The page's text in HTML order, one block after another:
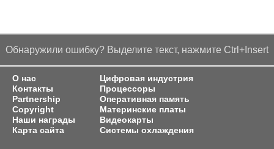
Обнаружили ошибку? Выделите текст, нажмите Ctrl+Insert
О нас
Контакты
Partnership
Copyright
Наши награды
Карта сайта
Цифровая индустрия
Процессоры
Оперативная память
Материнские платы
Видеокарты
Системы охлаждения